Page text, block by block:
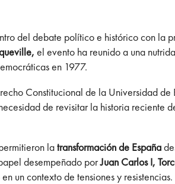
del debate político e histórico con la
el evento ha reunido a una
en 1977.
Constitucional de la Universidad
de revisitar la historia reciente
latransformación de España
desempeñado porJuan Carlos I,
un contexto de tensiones y resistencias.